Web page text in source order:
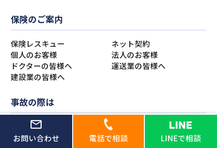
お問い合わせ 電話で相談 LINEで相談
保険のご案内
保険レスキュー
ネット契約
個人のお客様
法人のお客様
ドクターの皆様へ
運送業の皆様へ
建設業の皆様へ
事故の際は
自動車事故
火災・風水災
ケガ・個人賠償
生命保険